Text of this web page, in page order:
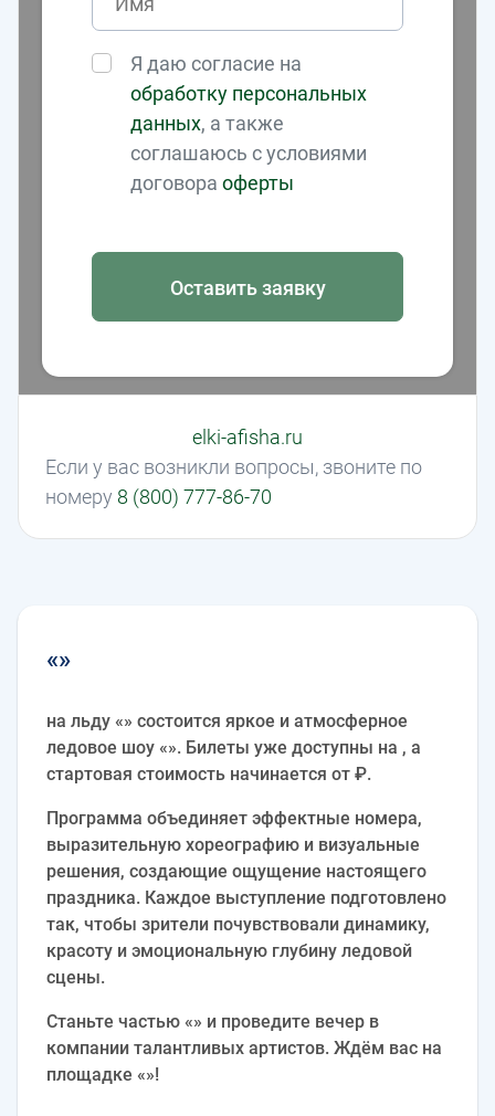
Я даю согласие на
обработку персональных
данных, а также
соглашаюсь с условиями
договораоферты
Оставить заявку
Если у вас возникли вопросы, звоните по
номеру 8 (800) 777-86-70
elki-afisha.ru
«»
на льду «» состоится яркое и атмосферное
ледовое шоу «». Билеты уже доступны на , а
стартовая стоимость начинается от ₽.
Программа объединяет эффектные номера,
выразительную хореографию и визуальные
решения, создающие ощущение настоящего
праздника. Каждое выступление подготовлено
так, чтобы зрители почувствовали динамику,
красоту и эмоциональную глубину ледовой
сцены.
Станьте частью «» и проведите вечер в
компании талантливых артистов. Ждём вас на
площадке «»!